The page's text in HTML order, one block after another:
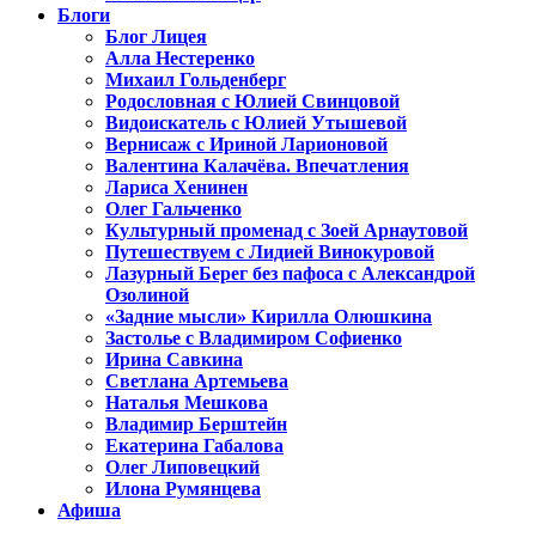
Блоги
Блог Лицея
Алла Нестеренко
Михаил Гольденберг
Родословная с Юлией Свинцовой
Видоискатель с Юлией Утышевой
Вернисаж с Ириной Ларионовой
Валентина Калачёва. Впечатления
Лариса Хенинен
Олег Гальченко
Культурный променад с Зоей Арнаутовой
Путешествуем с Лидией Винокуровой
Лазурный Берег без пафоса с Александрой
Озолиной
«Задние мысли» Кирилла Олюшкина
Застолье с Владимиром Софиенко
Ирина Савкина
Светлана Артемьева
Наталья Мешкова
Владимир Берштейн
Екатерина Габалова
Олег Липовецкий
Илона Румянцева
Афиша